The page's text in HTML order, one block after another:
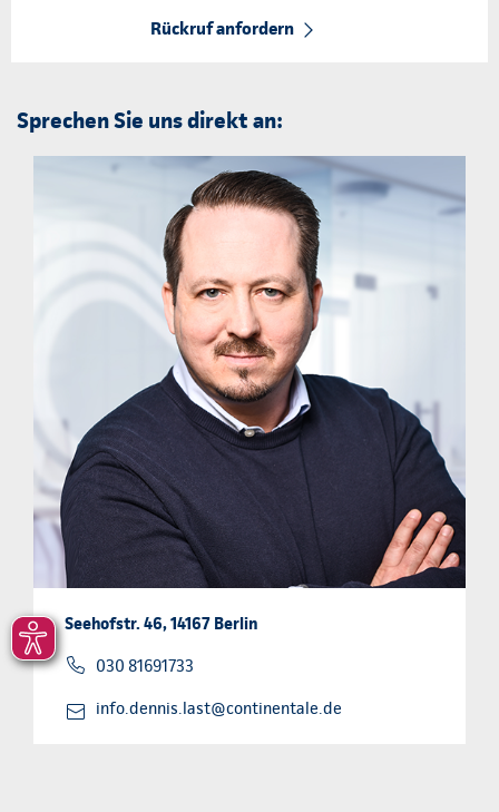
Rückruf anfordern
Sprechen Sie uns direkt an:
Seehofstr. 46, 14167 Berlin
030 81691733
info.dennis.last@continentale.de